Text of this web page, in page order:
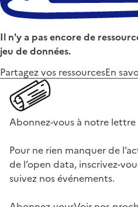
Il n'y a pas encore de
jeu de données.
Partagez vos ressourcesEn
Abonnez-vous à notre
Pour ne rien manquer de
de l’open data, inscrivez-
suivez nos événements.